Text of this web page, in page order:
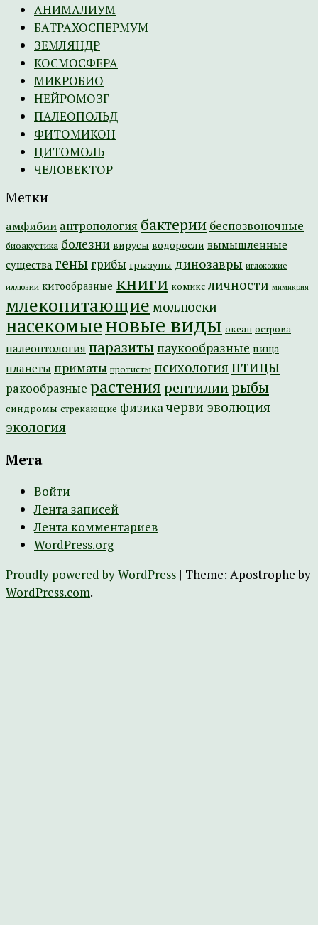
АНИМАЛИУМ
БАТРАХОСПЕРМУМ
ЗЕМЛЯНДР
КОСМОСФЕРА
МИКРОБИО
НЕЙРОМОЗГ
ПАЛЕОПОЛЬД
ФИТОМИКОН
ЦИТОМОЛЬ
ЧЕЛОВЕКТОР
Метки
амфибии антропология бактерии беспозвоночные
биоакустика болезни вирусы водоросли вымышленные
существа гены грибы грызуны динозавры иглокожие
иллюзии китообразные книги комикс личности мимикрия
млекопитающие моллюски
насекомыеновые виды океан острова
палеонтология паразиты паукообразные пища
планеты приматы протисты психология птицы
ракообразные растениярептилиирыбы
синдромы стрекающие физикачерви эволюция
экология
Мета
Войти
Лента записей
Лента комментариев
WordPress.org
Proudly powered by WordPress | Theme: Apostrophe by
WordPress.com.